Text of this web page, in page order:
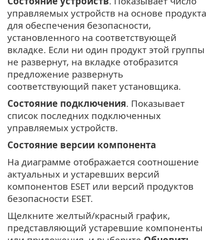
управляемых устройств на основе продукта
для обеспечения безопасности,
установленного на соответствующей
вкладке. Если ни один продукт этой группы
не развернут, на вкладке отобразится
предложение развернуть
соответствующий пакет установщика.
Состояние подключения. Показывает
список последних подключенных
управляемых устройств.
Состояние версии компонента
На диаграмме отображается соотношение
актуальных и устаревших версий
компонентов ESET или версий продуктов
безопасности ESET.
Щелкните желтый/красный график,
представляющий устаревшие компоненты